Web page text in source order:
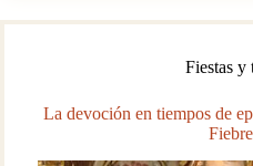
Fiestas y
La devoción en tiempos de